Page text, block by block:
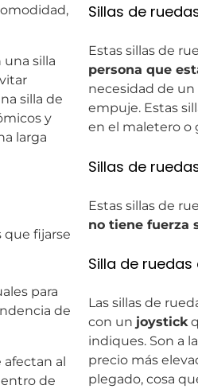
una silla
silla de
y
larga
que fijarse
para
de
afectan al
de
Sillas de
Estas sillas de
persona que
necesidad de
empuje. Estas
en el maletero o
Sillas de
Estas sillas de
no tiene fuerza
Silla de
Las sillas de
con un joystick
indiques. Son a
precio más
plegado, cosa